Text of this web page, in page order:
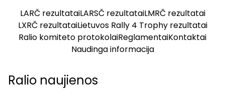
LARČ rezultataiLARSČ rezultataiLMRČ rezultatai
LXRČ rezultataiLietuvos Rally 4 Trophy rezultatai
Ralio komiteto protokolaiReglamentaiKontaktai
Naudinga informacija
Ralio naujienos